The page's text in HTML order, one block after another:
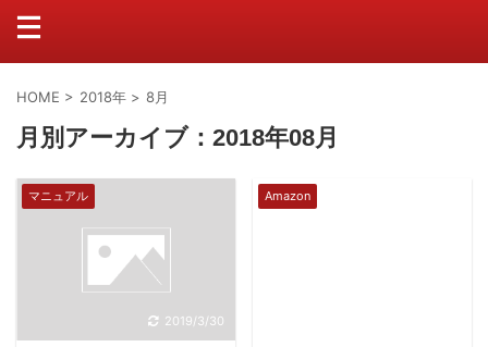
HOME > 2018年 > 8月
月別アーカイブ：2018年08月
マニュアル
2019/3/30
Amazon